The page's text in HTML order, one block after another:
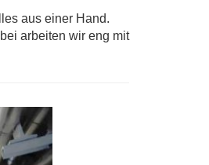
aus einer Hand.
arbeiten wir eng mit